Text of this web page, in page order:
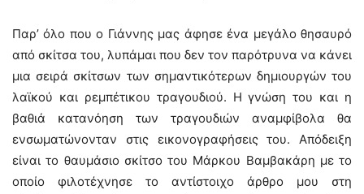
Παρ’ όλο που ο Γιάννης μας άφησε ένα μεγάλο θησαυρό
από σκίτσα του, λυπάμαι που δεν τον παρότρυνα να κάνει
μια σειρά σκίτσων των σημαντικότερων δημιουργών του
λαϊκού και ρεμπέτικου τραγουδιού. Η γνώση του και η
βαθιά κατανόηση των τραγουδιών αναμφίβολα θα
ενσωματώνονταν στις εικονογραφήσεις του. Απόδειξη
είναι το θαυμάσιο σκίτσο του Μάρκου Βαμβακάρη με το
οποίο φιλοτέχνησε το αντίστοιχο άρθρο μου στη